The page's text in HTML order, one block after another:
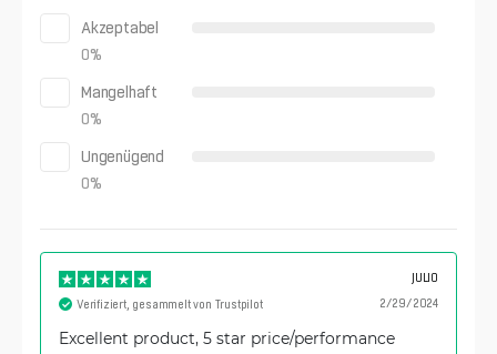
Akzeptabel
0%
Mangelhaft
0%
Ungenügend
0%
JULIO
2/29/2024
Verifiziert, gesammelt von Trustpilot
Excellent product, 5 star price/performance